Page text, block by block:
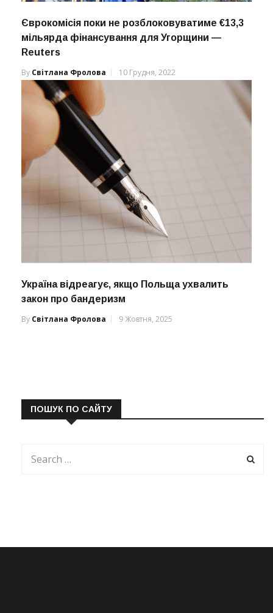
Єврокомісія поки не розблоковуватиме €13,3
мільярда фінансування для Угорщини —
Reuters
By Світлана Фролова 10 Грудня, 2022
Україна відреагує, якщо Польща ухвалить
закон про бандеризм
By Світлана Фролова 9 Жовтня, 2025
ПОШУК ПО САЙТУ